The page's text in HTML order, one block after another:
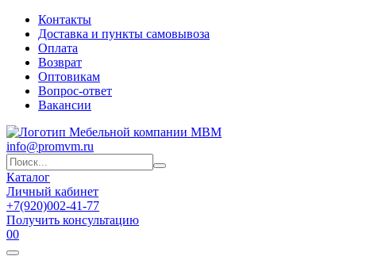
Контакты
Доставка и пункты самовывоза
Оплата
Возврат
Оптовикам
Вопрос-ответ
Вакансии
info@promvm.ru
Каталог
Личный кабинет
+7(920)002-41-77
Получить консультацию
00